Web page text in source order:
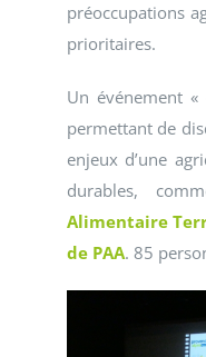
préoccupations
prioritaires.
Un événement «
permettant de
enjeux d’une
durables,
Alimentaire
de PAA. 85